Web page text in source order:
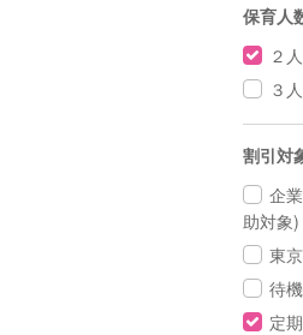
保育人
２
３
割引対
企
助対象)
東
待
定